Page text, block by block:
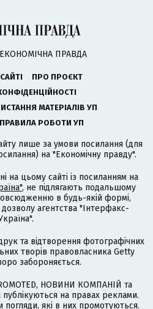
ПРАВДА
ПРО ПРОЄКТ
МАТЕРІАЛІВ УП
РОБОТИ УП
лише за умови посилання (для
на "Економічну правду".
на цьому сайті із посиланням на
, не підлягають подальшому
в будь-якій формі,
агентства "Інтерфакс-
та відтворення фотографічних
творів правовласника Getty
забороняється.
НОВИНИ КОМПАНІЙ та
на правах реклами.
погляди, які в них промотуються.